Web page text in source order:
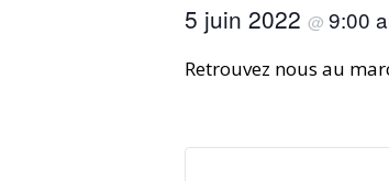
5 juin 2022 @ 9:00
Retrouvez nous au